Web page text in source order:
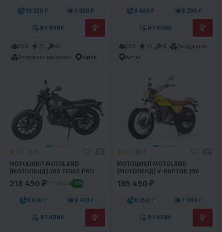
10 350 ₽ 9 900 ₽
В 1 КЛИК
300 25
4T
Воздушно-масляное
Китай
8 660 ₽ 8 290 ₽
В 1 КЛИК
300 25 4T
Воздушное
Китай
МОТОЦИКЛ MOTOLAND
(МОТОЛЕНД) 300 TEXAS PRO
218 450 ₽222 600 ₽ -2%
9 830 ₽ 9 410 ₽
В 1 КЛИК
МОТОЦИКЛ MOTOLAND
(МОТОЛЕНД) V-RAPTOR 250
185 450 ₽
8 350 ₽ 7 980 ₽
В 1 КЛИК